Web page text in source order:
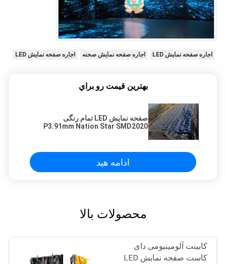
اجاره صفحه نمایش LED اجاره صفحه نمایش صحنه اجاره صفحه نمایش LED
بهترين قيمت رو براي
صفحه نمایش LED تمام رنگی
P3.91mm Nation Star SMD2020
ادامه هید
محصولات بالا
کابینت آلومینیومی دای
کاست صفحه نمایش LED